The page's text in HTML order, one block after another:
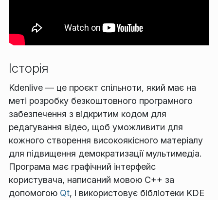
Історія
Kdenlive — це проєкт спільноти, який має на
меті розробку безкоштовного програмного
забезпечення з відкритим кодом для
редагування відео, щоб уможливити для
кожного створення високоякісного матеріалу
для підвищення демократизації мультимедіа.
Програма має графічний інтерфейс
користувача, написаний мовою C++ за
допомогою Qt, і використовує бібліотеки KDE